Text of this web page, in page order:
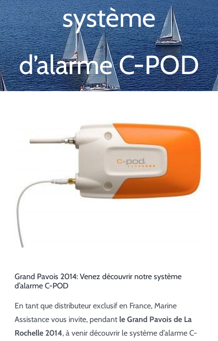
système
d’alarme C-POD
l'image
Grand Pavois 2014: Venez découvrir notre système
d’alarme C-POD
En tant que distributeur exclusif en France, Marine
Assistance vous invite, pendant le Grand Pavois de La
Rochelle 2014, à venir découvrir le système d’alarme C-